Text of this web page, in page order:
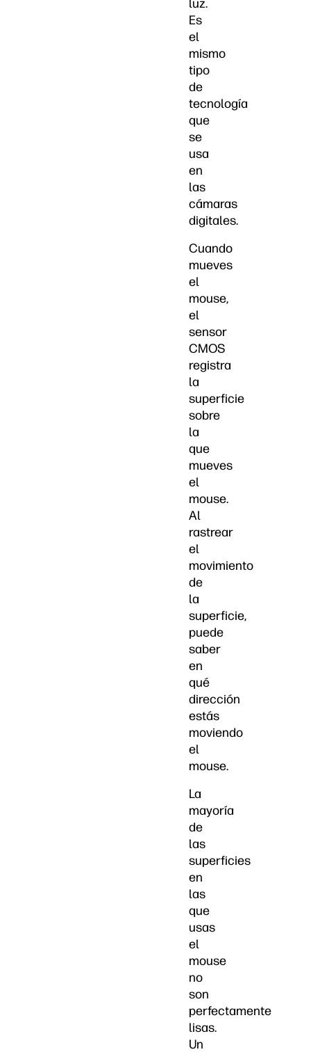
luz.
Es
el
mismo
tipo
de
tecnología
que
se
usa
en
las
cámaras
digitales.
Cuando
mueves
el
mouse,
el
sensor
CMOS
registra
la
superficie
sobre
la
que
mueves
el
mouse.
Al
rastrear
el
movimiento
de
la
superficie,
puede
saber
en
qué
dirección
estás
moviendo
el
mouse.
La
mayoría
de
las
superficies
en
las
que
usas
el
mouse
no
son
perfectamente
lisas.
Un